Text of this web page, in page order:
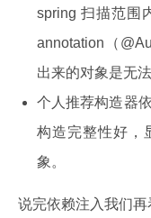
spring 扫描范围
annotation（
出来的对象是无
个人推荐构造器
构造完整性好，
象。
说完依赖注入我们再